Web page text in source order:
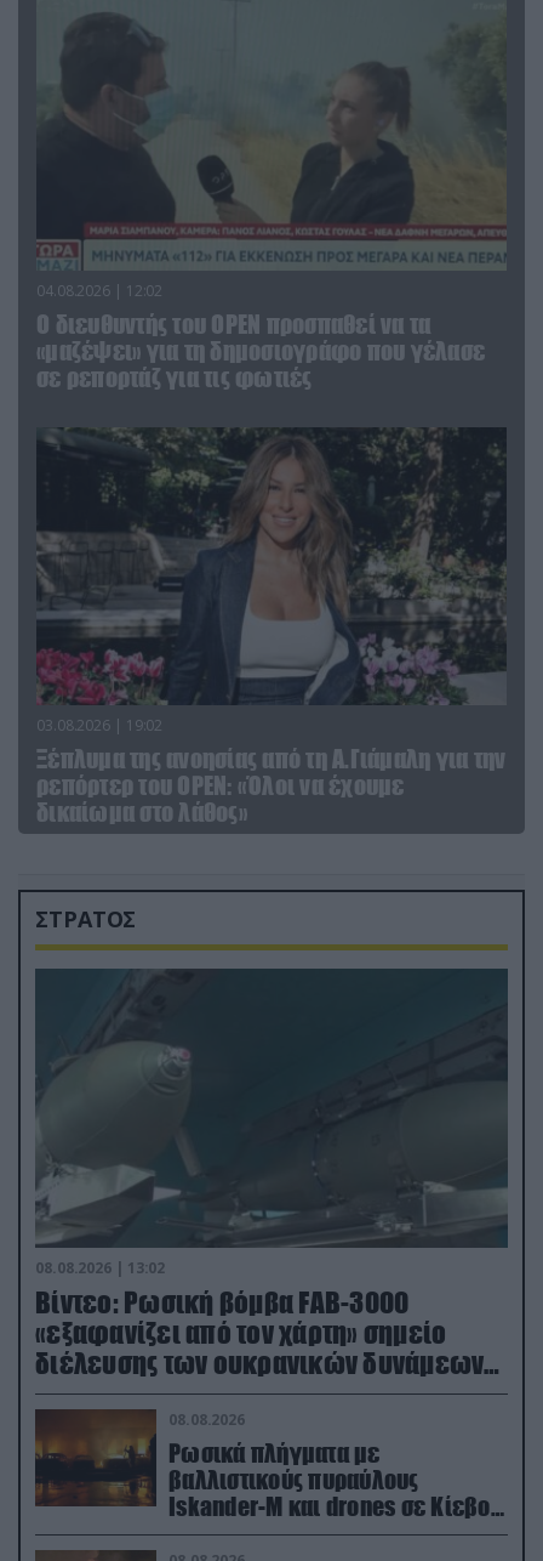
04.08.2026 | 12:02
O διευθυντής του OPEN προσπαθεί να τα
«μαζέψει» για τη δημοσιογράφο που γέλασε
σε ρεπορτάζ για τις φωτιές
03.08.2026 | 19:02
Ξέπλυμα της ανοησίας από τη Α.Γιάμαλη για την
ρεπόρτερ του ΟΡΕΝ: «Όλοι να έχουμε
δικαίωμα στο λάθος»
ΣΤΡΑΤΟΣ
08.08.2026 | 13:02
Βίντεο: Ρωσική βόμβα FAB-3000
«εξαφανίζει από τον χάρτη» σημείο
διέλευσης των ουκρανικών δυνάμεων
στην Ζαπορίζια
08.08.2026
Ρωσικά πλήγματα με
βαλλιστικούς πυραύλους
Iskander-M και drones σε Κίεβο
και Ντνιπροπετρόφσκ: Ισχυρές